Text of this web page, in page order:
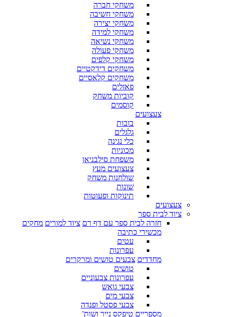
משחקי חברה
משחקי חשיבה
משחקי יצירה
משחקי למידה
משחקי נשיאה
משחקי פעולה
משחקי קלפים
משחקים דידקטיים
משחקים קלאסיים
פאזלים
קוביות משחק
קוסמים
צעצועים
בובות
גלגלים
כלי נגינה
מכוניות
משפחת סילבניאן
צעצועים מעץ
שולחנות משחק
שונות
תינוקות ופעוטות
צעצועים
ציוד לבית ספר
חזרה לבית ספר עם דף רם ציוד למורים מחקים
מכשירי כתיבה
עטים
עפרונות
מחדדים צבעים טושים ומרקרים
טושים
עפרונות צבעוניים
צבעי גואש
צבעי מים
צבעי פסטל ופנדה
מספריים טיפקס נייר ושות'